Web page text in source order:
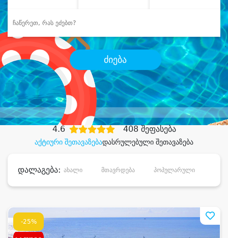
ძიება
შეიძინე
სასურველი მომსახურება
დიდი დანაზოგით
აქტიური შეთავაზებადასრულებული შეთავაზება
4.6 408 შეფასება
დალაგება: ახალი მთავრდება პოპულარული
-25%